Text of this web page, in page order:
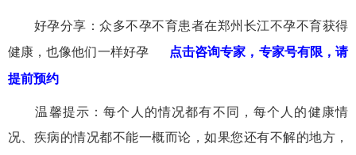
好孕分享：众多不孕不育患者在郑州长江不孕不育获得
健康，也像他们一样好孕
点击咨询专家，专家号有限，请
提前预约
温馨提示：每个人的情况都有不同，每个人的健康情
况、疾病的情况都不能一概而论，如果您还有不解的地方，